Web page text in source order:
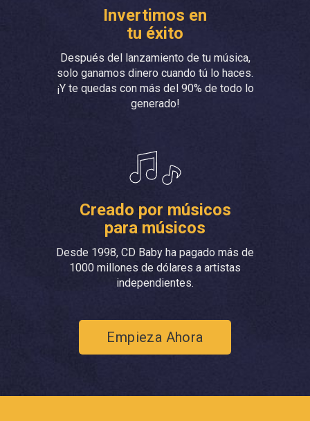
Invertimos en
tu éxito
Después del lanzamiento de tu música,
solo ganamos dinero cuando tú lo haces.
¡Y te quedas con más del 90% de todo lo
generado!
Creado por músicos
para músicos
Desde 1998, CD Baby ha pagado más de
1000 millones de dólares a artistas
independientes.
Empieza Ahora